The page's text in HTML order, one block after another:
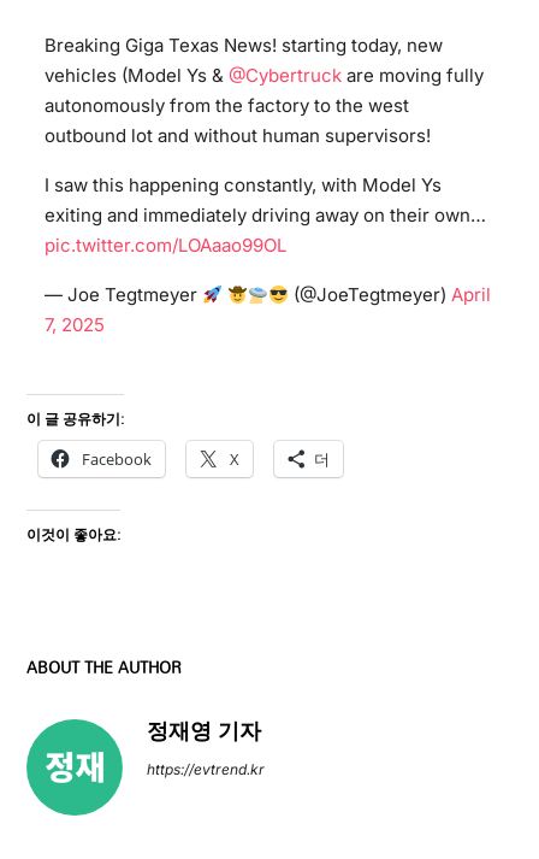
Breaking Giga Texas News! starting today, new
vehicles (Model Ys & @Cybertruckare moving fully
autonomously from the factory to the west
outbound lot and without human supervisors!
I saw this happening constantly, with Model Ys
exiting and immediately driving away on their own…
pic.twitter.com/LOAaao99OL
— Joe Tegtmeyer (@JoeTegtmeyer) April
7, 2025
이 글 공유하기:
Facebook X 더
이것이 좋아요:
ABOUT THE AUTHOR
정재영 기자
https://evtrend.kr